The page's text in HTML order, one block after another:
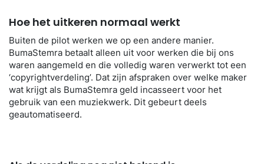
Hoe het uitkeren normaal werkt
Buiten de pilot werken we op een andere manier.
BumaStemra betaalt alleen uit voor werken die bij ons
waren aangemeld en die volledig waren verwerkt tot een
‘copyrightverdeling’. Dat zijn afspraken over welke maker
wat krijgt als BumaStemra geld incasseert voor het
gebruik van een muziekwerk. Dit gebeurt deels
geautomatiseerd.